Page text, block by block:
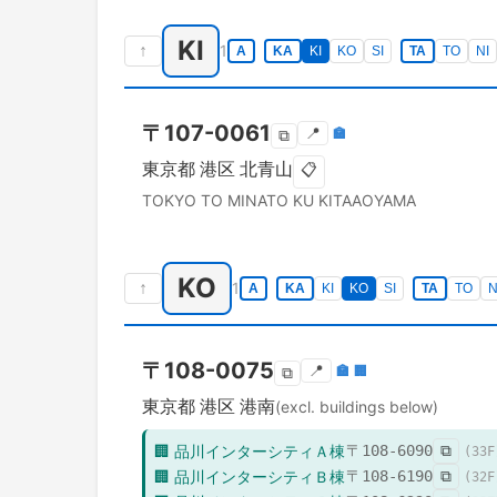
↑ KI 1 A KA KI KO SI TA TO NI
〒 107-0061 ⧉ 📍 🏣
東京都 港区 北青山 📋
TOKYO TO MINATO KU KITAAOYAMA
↑ KO 1 A KA KI KO SI TA TO NI
〒 108-0075 ⧉ 📍 🏣 🏢
東京都 港区 港南(excl. buildings below)
🏢 品川インターシティＡ棟〒 108-6090 ⧉ ( 33
🏢 品川インターシティＢ棟〒 108-6190 ⧉ ( 32